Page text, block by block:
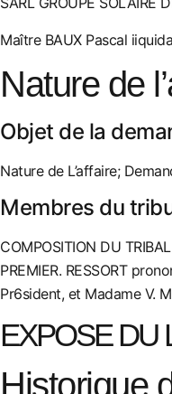
Maître BAUX Pascal
Nature de
Objet de la
Nature de L’affaire;
Membres du
COMPOSITION DU
PREMIER. RESSORT
Pr6sident, et Madame V.
EXPOSE DU
Historique